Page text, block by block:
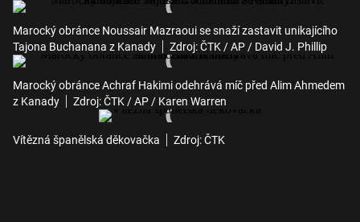
Marocký obránce Noussair Mazraoui se snaží zastavit unikajícího
Tajona Buchanana z Kanady
Zdroj: ČTK / AP / David J. Phillip
Marocký obránce Achraf Hakimi odehrává míč před Alim Ahmedem
z Kanady
Zdroj: ČTK / AP / Karen Warren
Vítězná španělská děkovačka Zdroj: ČTK